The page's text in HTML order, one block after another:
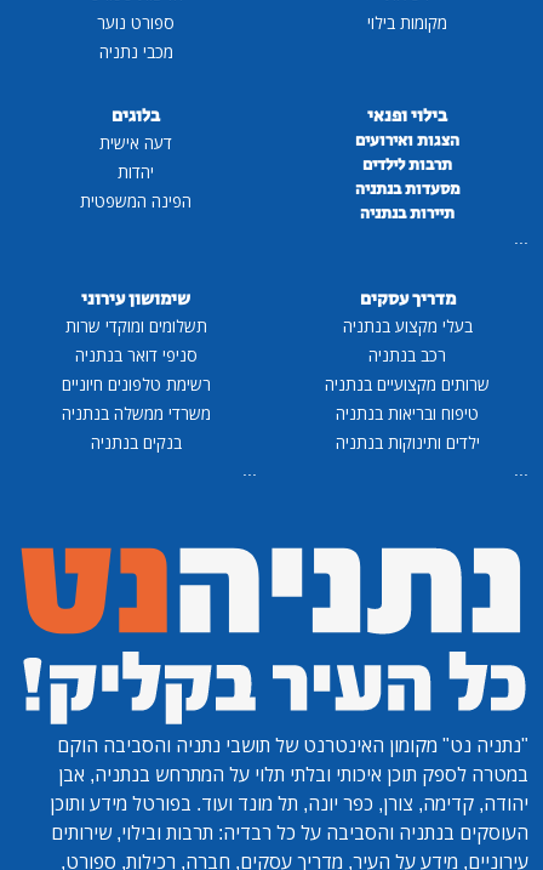
מקומות בילוי
ספורט נוער
מכבי נתניה
בילוי ופנאי
הצגות ואירועים
תרבות לילדים
מסעדות בנתניה
תיירות בנתניה
...
בלוגים
דעה אישית
יהדות
הפינה המשפטית
מדריך עסקים
בעלי מקצוע בנתניה
רכב בנתניה
שרותים מקצועיים בנתניה
טיפוח ובריאות בנתניה
ילדים ותינוקות בנתניה
...
שימושון עירוני
תשלומים ומוקדי שרות
סניפי דואר בנתניה
רשימת טלפונים חיוניים
משרדי ממשלה בנתניה
בנקים בנתניה
...
"נתניה נט" מקומון האינטרנט של תושבי נתניה והסביבה הוקם
במטרה לספק תוכן איכותי ובלתי תלוי על המתרחש בנתניה, אבן
יהודה, קדימה, צורן, כפר יונה, תל מונד ועוד. בפורטל מידע ותוכן
העוסקים בנתניה והסביבה על כל רבדיה: תרבות ובילוי, שירותים
עירוניים, מידע על העיר, מדריך עסקים, חברה, רכילות, ספורט,